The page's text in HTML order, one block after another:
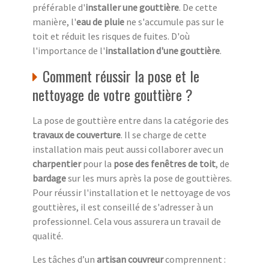
préférable d'installer une gouttière. De cette
manière, l'eau de pluie ne s'accumule pas sur le
toit et réduit les risques de fuites. D'où
l'importance de l'installation d'une gouttière.
Comment réussir la pose et le
nettoyage de votre gouttière ?
La pose de gouttière entre dans la catégorie des
travaux de couverture. Il se charge de cette
installation mais peut aussi collaborer avec un
charpentierpour la pose des fenêtres de toit, de
bardagesur les murs après la pose de gouttières.
Pour réussir l'installation et le nettoyage de vos
gouttières, il est conseillé de s'adresser à un
professionnel. Cela vous assurera un travail de
qualité.
Les tâches d’un artisan couvreurcomprennent :